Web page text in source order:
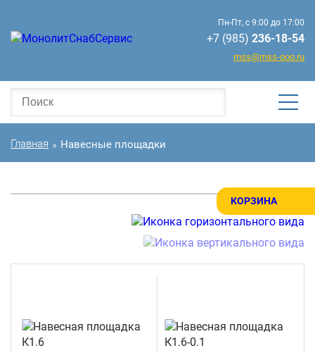
КОРЗИНА
Пн-Пт, с 9:00 до 17:00
+7 (985) 236-18-54
mss@mss-ooo.ru
Главная » Навесные площадки